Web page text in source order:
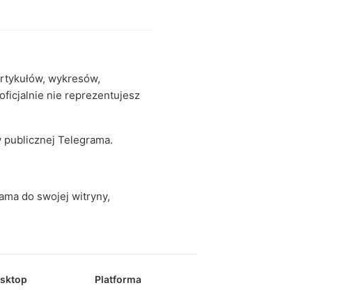
wykresów,
nie reprezentujesz
Telegrama.
do swojej witryny,
Platforma